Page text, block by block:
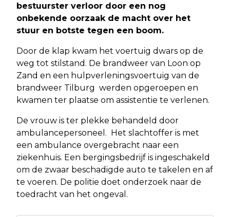
bestuurster verloor door een nog
onbekende oorzaak de macht over het
stuur en botste tegen een boom.
Door de klap kwam het voertuig dwars op de
weg tot stilstand. De brandweer van Loon op
Zand en een hulpverleningsvoertuig van de
brandweer Tilburg werden opgeroepen en
kwamen ter plaatse om assistentie te verlenen.
De vrouw is ter plekke behandeld door
ambulancepersoneel. Het slachtoffer is met
een ambulance overgebracht naar een
ziekenhuis. Een bergingsbedrijf is ingeschakeld
om de zwaar beschadigde auto te takelen en af
te voeren. De politie doet onderzoek naar de
toedracht van het ongeval.